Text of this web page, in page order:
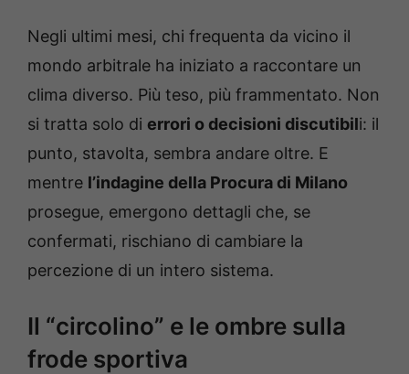
Negli ultimi mesi, chi frequenta da vicino il
mondo arbitrale ha iniziato a raccontare un
clima diverso. Più teso, più frammentato. Non
si tratta solo di errori o decisioni discutibili: il
punto, stavolta, sembra andare oltre. E
mentre l’indagine della Procura di Milano
prosegue, emergono dettagli che, se
confermati, rischiano di cambiare la
percezione di un intero sistema.
Il “circolino” e le ombre sulla
frode sportiva